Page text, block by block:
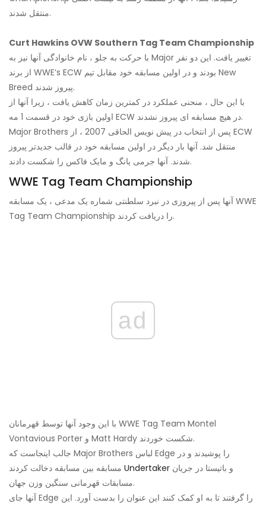
منتقل شدند.
Curt Hawkins OVW Southern Tag Team Championship
با حرکت به جلو ، نام خانوادگی آنها نیز به Major تغییر یافت. این دو نفر
از برند WWE’s ECW بودند و در اولین مسابقه خود مقابل تیم New
Breed پیروز شدند.
با این حال ، منحنی عملکرد در کمترین زمان کاهش یافت ، زیرا آنها از
اولین بازی خود در قسمت 1 مه ECW در هیچ مسابقه ای پیروز نشدند.
Major Brothers پس از انتخاب در پیش نویس الحاقی 2007 ، از ECW
منتقل شد. آنها بار دیگر در اولین مسابقه خود در قالب جدیدتر پیروز
شدند. آنها جرمی یانگ و مایک فاکس را شکست دادند.
WWE Tag Team Championship
آنها پس از پیروزی در نبرد سلطنتی شماره یک مدعی ، یک مسابقه WWE
Tag Team Championship را دریافت کردند.
ad
با این وجود آنها توسط قهرمانان WWE Tag Team Montel
Vontavious Porter و Matt Hardy شکست خوردند.
جالب اینجاست که Major Brothers لباس Edge را پوشیدند و در
Undertaker
مسابقات قهرمانی سنگین وزن جهان.
آنها جای Edge را گرفتند تا به او کمک کنند این عنوان را بدست آورد. این